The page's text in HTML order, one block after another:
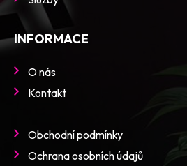
INFORMACE
O nás
Kontakt
Obchodní podmínky
Ochrana osobních údajů